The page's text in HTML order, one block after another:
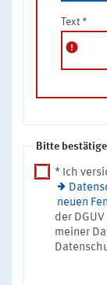
Text *
error
Bitte
* Ich
neuen
der
meiner